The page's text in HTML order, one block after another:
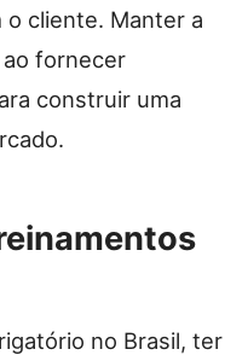
o cliente. Manter a
ao fornecer
construir uma
no Brasil, ter